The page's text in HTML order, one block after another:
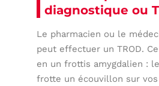
diagnostique ou
Le pharmacien ou le
peut effectuer un TROD.
en un frottis amygdalien :
frotte un écouvillon sur